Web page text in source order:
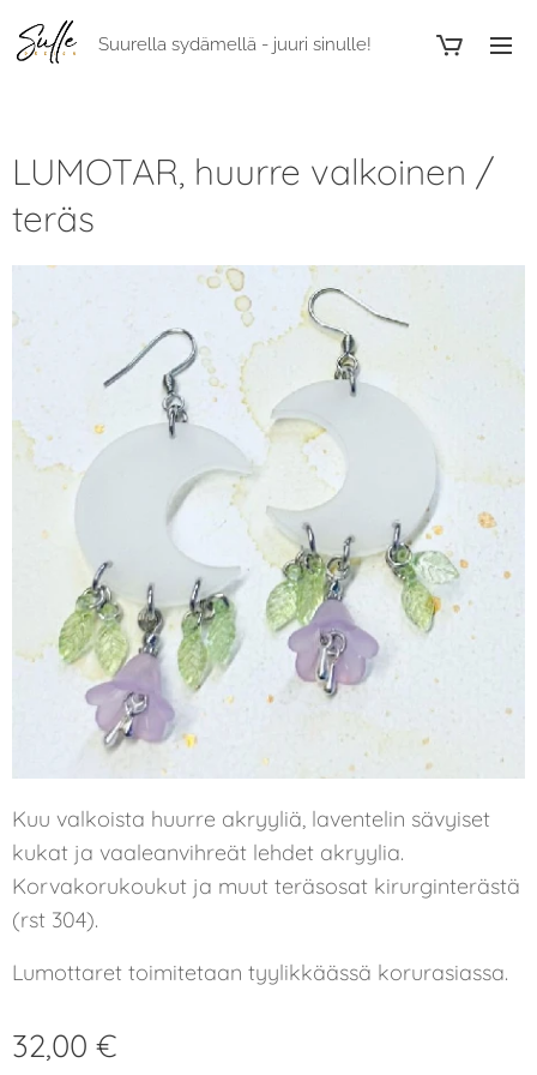
Suurella sydämellä - juuri sinulle!
LUMOTAR, huurre valkoinen /
teräs
Kuu valkoista huurre akryyliä, laventelin sävyiset
kukat ja vaaleanvihreät lehdet akryylia.
Korvakorukoukut ja muut teräsosat kirurginterästä
(rst 304).
Lumottaret toimitetaan tyylikkäässä korurasiassa.
32,00 €